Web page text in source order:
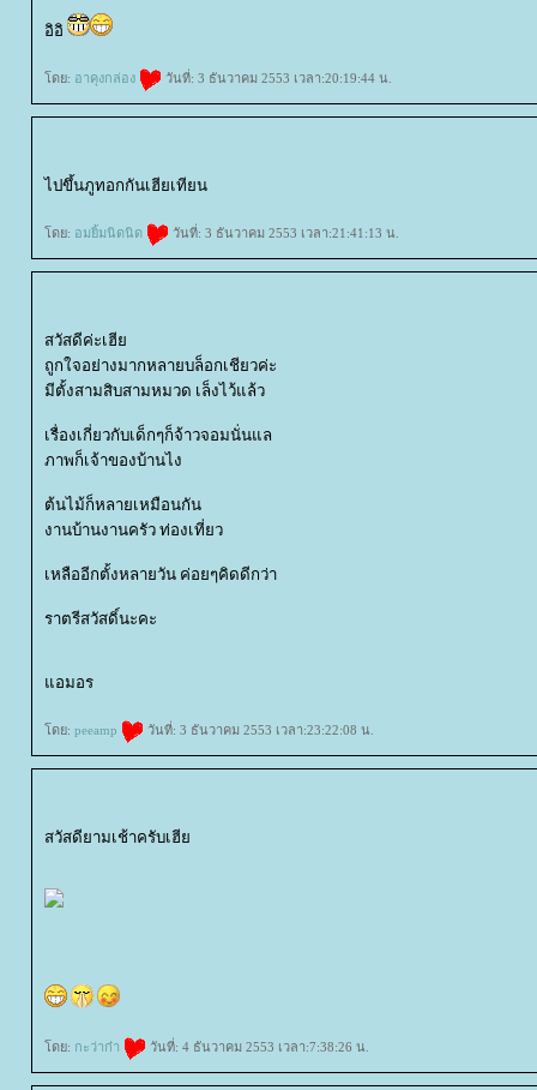
อิอิ
ดย: อาคุงกล่อง วันที่: 3 ธันวาคม 2553 เวลา:20:19:44 น.
ไปขึ้นภูทอกกันเฮียเทียน
ดย: อมยิ้มนิดนิด วันที่: 3 ธันวาคม 2553 เวลา:21:41:13 น.
สวัสดีค่ะเฮี
ถูกใจอย่างมากหลายบล็อกเชียวค่ะ
มีตั้งสามสิบสามหมวด เล็งไว้แล้ว
เรื่องเกี่ยวกับเด็กๆก็จ้าวจอมนั่นแล
ภาพก็เจ้าของบ้านไง
ต้นไม้ก็หลายเหมือนกัน
งานบ้านงานครัว ท่องเที่ยว
เหลืออีกตั้งหลายวัน ค่อยๆคิดดีกว่า
ราตรีสวัสดิ์นะคะ
อมอร
ดย: peeamp วันที่: 3 ธันวาคม 2553 เวลา:23:22:08 น.
สวัสดียามเช้าครับเฮี
ดย: กะว่าก๋า วันที่: 4 ธันวาคม 2553 เวลา:7:38:26 น.